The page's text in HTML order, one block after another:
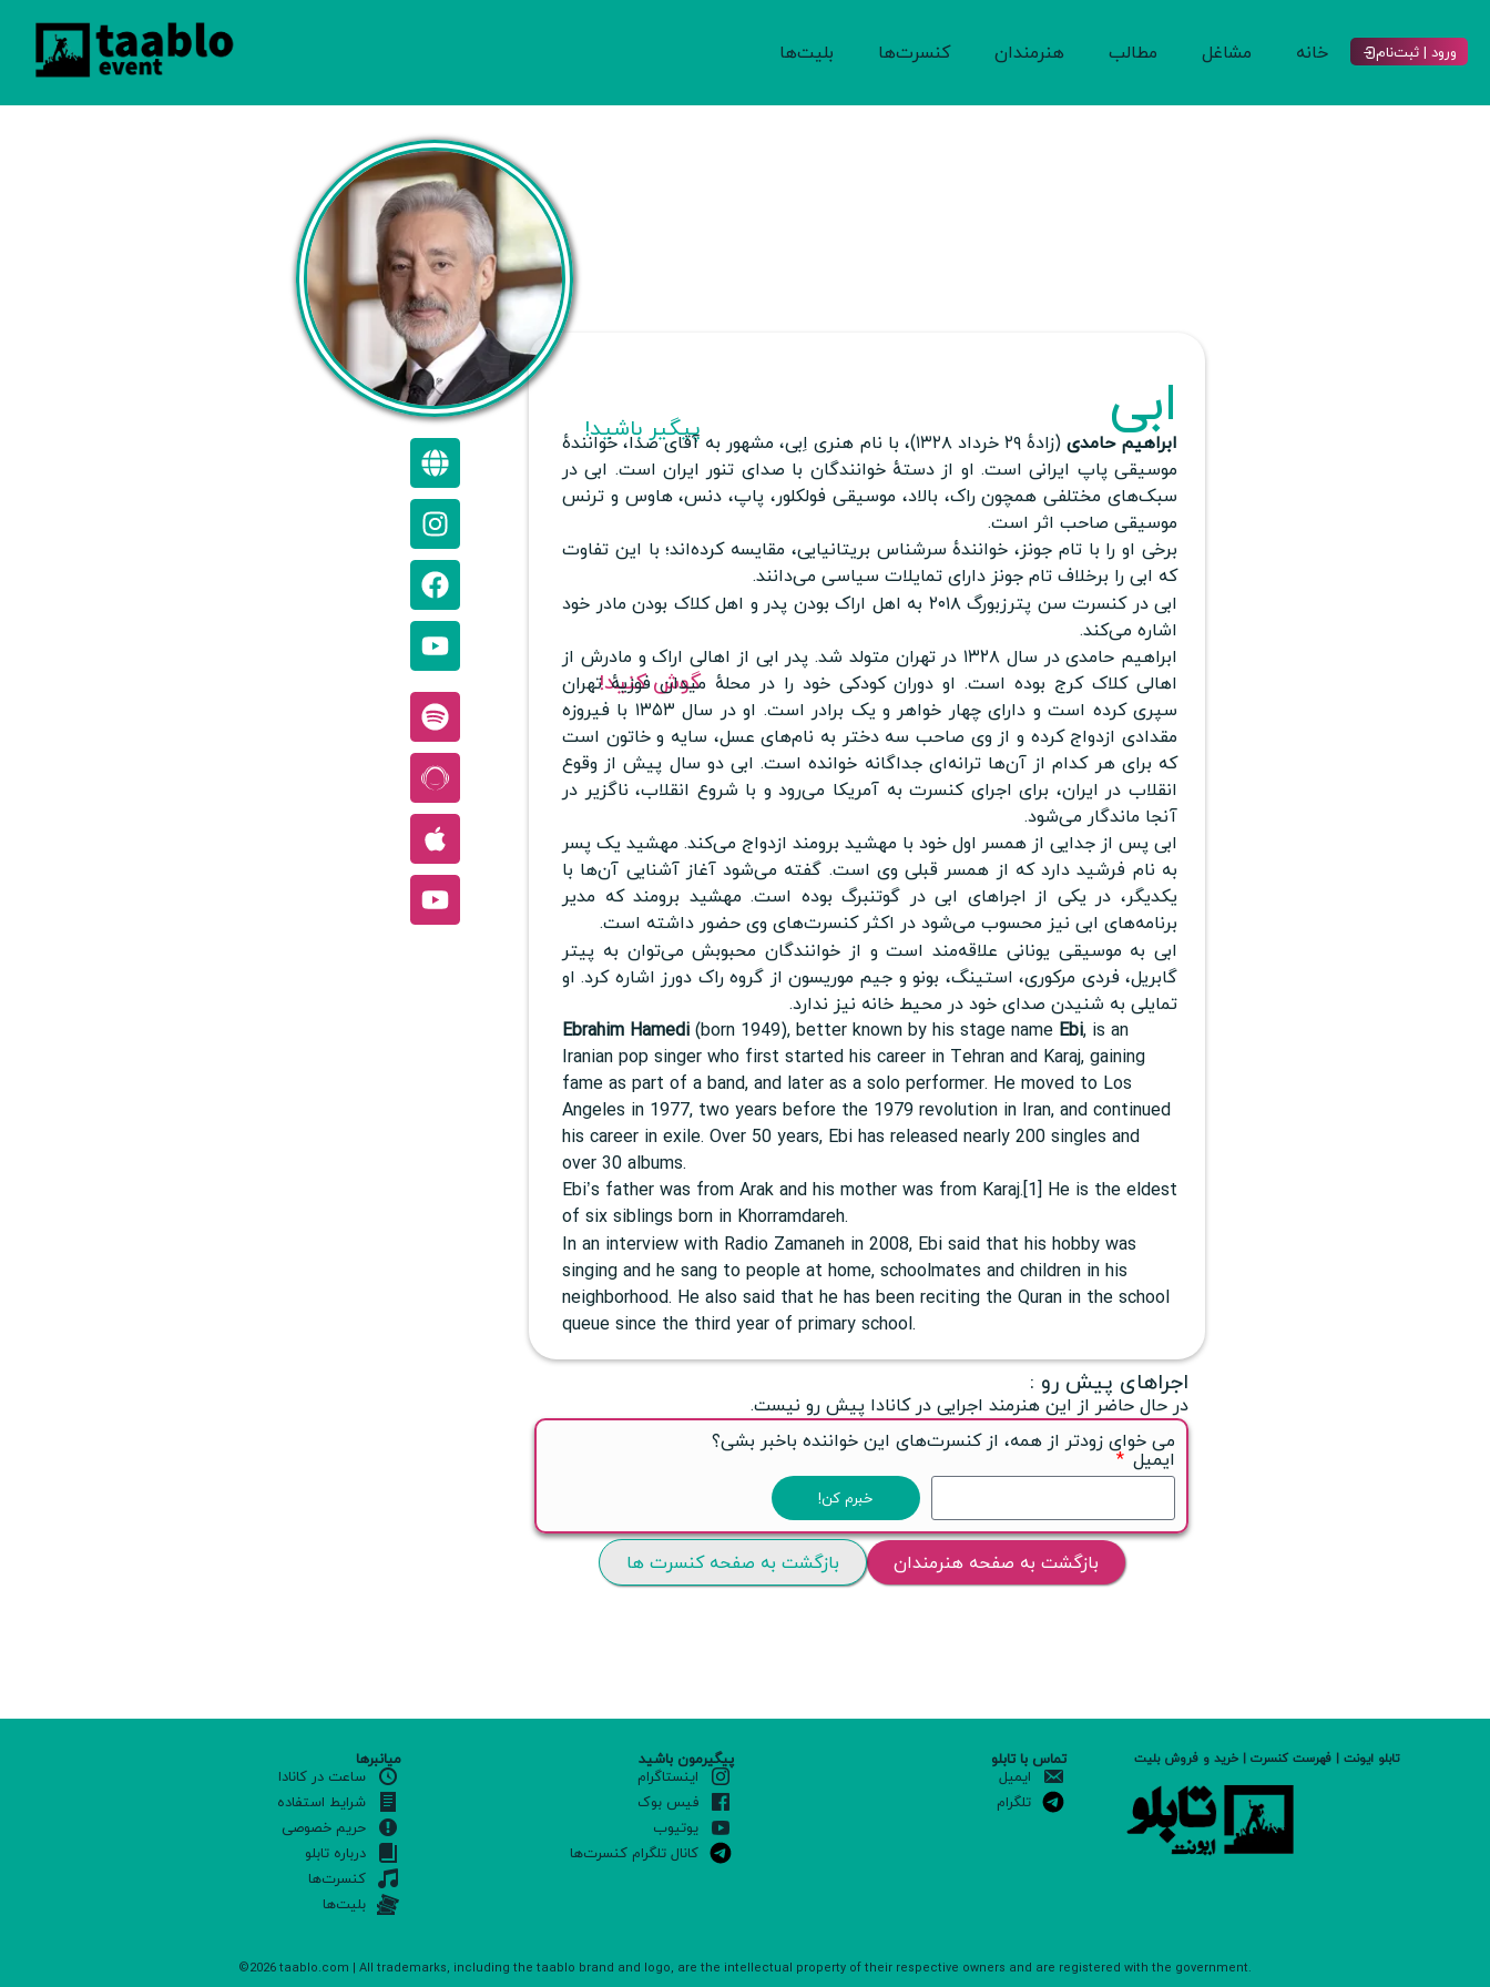
ورود | ثبت‌نام خانه مشاغل مطالب هنرمندان کنسرت‌ها بلیت‌ها
پیگیر باشید!
گوش کنید!
ابی
ابراهیم حامدی
(زادهٔ ۲۹ خرداد ۱۳۲۸)، با نام هنری اِبی، مشهور به آقای صدا، خوانندهٔ
موسیقی پاپ ایرانی است. او از دستهٔ خوانندگان با صدای تنور ایران است. ابی در
سبک‌های مختلفی همچون راک، بالاد، موسیقی فولکلور، پاپ، دنس، هاوس و ترنس
موسیقی صاحب اثر است.
برخی او را با تام جونز، خوانندهٔ سرشناس بریتانیایی، مقایسه کرده‌اند؛ با این تفاوت
که ابی را برخلاف تام جونز دارای تمایلات سیاسی می‌دانند.
ابی در کنسرت سن پترزبورگ ۲۰۱۸ به اهل اراک بودن پدر و اهل کلاک بودن مادر خود
اشاره می‌کند.
ابراهیم حامدی در سال ۱۳۲۸ در تهران متولد شد. پدر ابی از اهالی اراک و مادرش از
اهالی کلاک کرج بوده است. او دوران کودکی خود را در محلهٔ میدان فوزیهٔ تهران
سپری کرده است و دارای چهار خواهر و یک برادر است. او در سال ۱۳۵۳ با فیروزه
مقدادی ازدواج کرده و از وی صاحب سه دختر به نام‌های عسل، سایه و خاتون است
که برای هر کدام از آن‌ها ترانه‌ای جداگانه خوانده است. ابی دو سال پیش از وقوع
انقلاب در ایران، برای اجرای کنسرت به آمریکا می‌رود و با شروع انقلاب، ناگزیر در
آنجا ماندگار می‌شود.
ابی پس از جدایی از همسر اول خود با مهشید برومند ازدواج می‌کند. مهشید یک پسر
به نام فرشید دارد که از همسر قبلی وی است. گفته می‌شود آغاز آشنایی آن‌ها با
یکدیگر، در یکی از اجراهای ابی در گوتنبرگ بوده است. مهشید برومند که مدیر
برنامه‌های ابی نیز محسوب می‌شود در اکثر کنسرت‌های وی حضور داشته است.
ابی به موسیقی یونانی علاقه‌مند است و از خوانندگان محبوبش می‌توان به پیتر
گابریل، فردی مرکوری، استینگ، بونو و جیم موریسون از گروه راک دورز اشاره کرد. او
تمایلی به شنیدن صدای خود در محیط خانه نیز ندارد.
Ebrahim Hamedi(born 1949), better known by his stage name Ebi, is an
Iranian pop singer who first started his career in Tehran and Karaj, gaining
fame as part of a band, and later as a solo performer. He moved to Los
Angeles in 1977, two years before the 1979 revolution in Iran, and continued
his career in exile. Over 50 years, Ebi has released nearly 200 singles and
over 30 albums.
Ebi’s father was from Arak and his mother was from Karaj.[1] He is the eldest
of six siblings born in Khorramdareh.
In an interview with Radio Zamaneh in 2008, Ebi said that his hobby was
singing and he sang to people at home, schoolmates and children in his
neighborhood. He also said that he has been reciting the Quran in the school
queue since the third year of primary school.
اجراهای پیش رو :
در حال حاضر از این هنرمند اجرایی در کانادا پیش رو نیست.
می خوای زودتر از همه، از کنسرت‌های این خواننده باخبر بشی؟
ایمیل
خبرم کن!
بازگشت به صفحه هنرمندان بازگشت به صفحه کنسرت ها
میانبرها
ساعت در کانادا
شرایط استفاده
حریم خصوصی
درباره تابلو
کنسرت‌ها
بلیت‌ها
پیگیرمون باشید
اینستاگرام
فیس بوک
یوتیوب
کانال تلگرام کنسرت‌ها
تماس با تابلو
ایمیل
تلگرام
تابلو ایونت | فهرست کنسرت | خرید و فروش بلیت
©2026 taablo.com | All trademarks, including the taablo brand and logo, are the intellectual property of their respective owners and are registered with the government.